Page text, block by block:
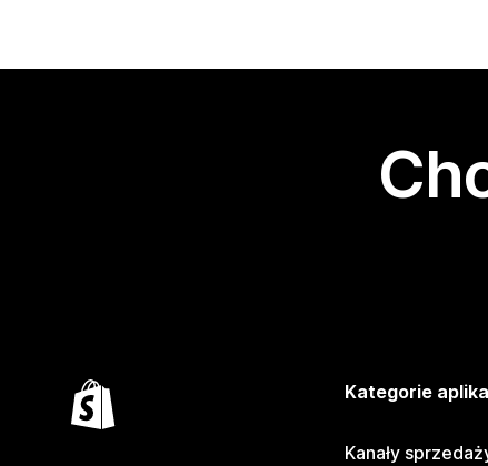
Kategorie
Kanały